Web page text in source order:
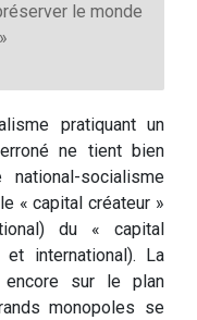
le monde
pratiquant un
ne tient bien
socialisme
« capital créateur »
du « capital
international). La
encore sur le plan
monopoles se